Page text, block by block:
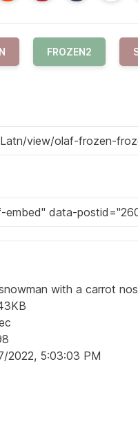
FROZEN2
with a carrot
2022, 5:03:03 PM